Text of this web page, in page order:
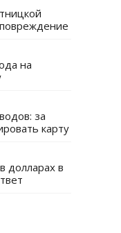
на
за
карту
долларах в